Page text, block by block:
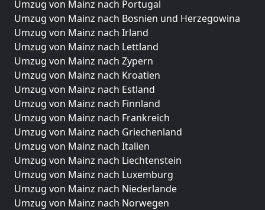
Umzug von Mainz nach Portugal
Umzug von Mainz nach Bosnien und Herzegowina
Umzug von Mainz nach Irland
Umzug von Mainz nach Lettland
Umzug von Mainz nach Zypern
Umzug von Mainz nach Kroatien
Umzug von Mainz nach Estland
Umzug von Mainz nach Finnland
Umzug von Mainz nach Frankreich
Umzug von Mainz nach Griechenland
Umzug von Mainz nach Italien
Umzug von Mainz nach Liechtenstein
Umzug von Mainz nach Luxemburg
Umzug von Mainz nach Niederlande
Umzug von Mainz nach Norwegen